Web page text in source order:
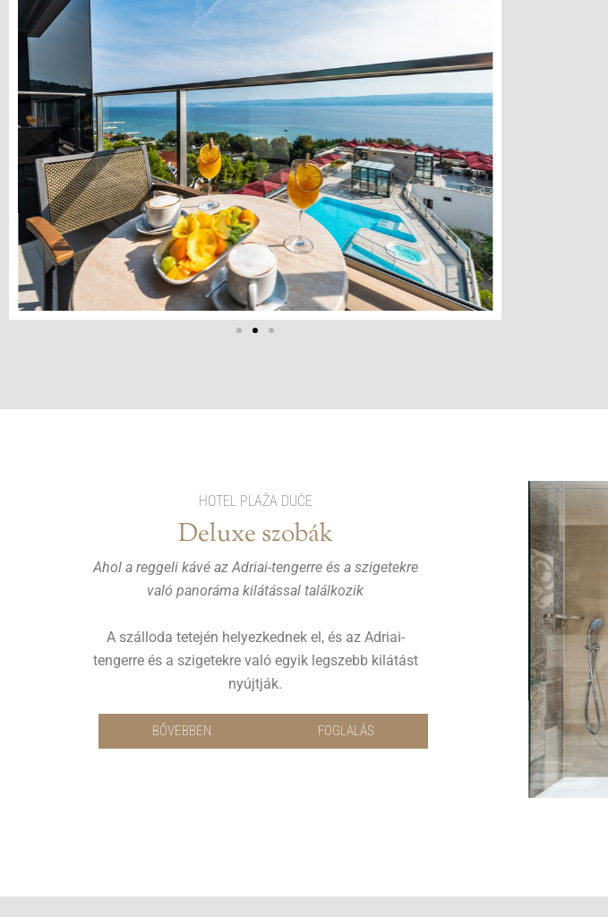
HOTEL PLAŽA DUĆE
Deluxe szobák
Ahol a reggeli kávé az Adriai-tengerre és a szigetekre
való panoráma kilátással találkozik
A szálloda tetején helyezkednek el, és az Adriai-
tengerre és a szigetekre való egyik legszebb kilátást
nyújtják.
BŐVEBBEN FOGLALÁS